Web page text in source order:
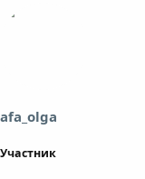
afa_olga
Участник